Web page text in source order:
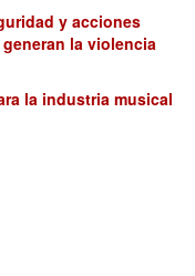
y acciones
la violencia
la industria musical